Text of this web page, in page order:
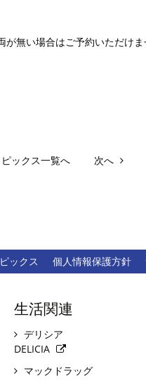
無い場合はご予約いただけま
ピックス一覧へ 次へ
ックス 個人情報保護方針
生活関連
デリシア
DELICIA
マックドラッグ